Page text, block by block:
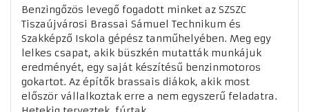
Benzingőzös levegő fogadott minket az SZSZC
Tiszaújvárosi Brassai Sámuel Technikum és
Szakképző Iskola gépész tanműhelyében. Meg egy
lelkes csapat, akik büszkén mutatták munkájuk
eredményét, egy saját készítésű benzinmotoros
gokartot. Az építők brassais diákok, akik most
először vállalkoztak erre a nem egyszerű feladatra.